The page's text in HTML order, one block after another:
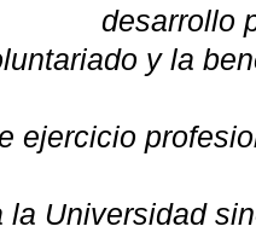
desarrollo
y la
ejercicio
la Universidad